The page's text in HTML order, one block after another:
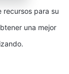
recursos para su
una mejor